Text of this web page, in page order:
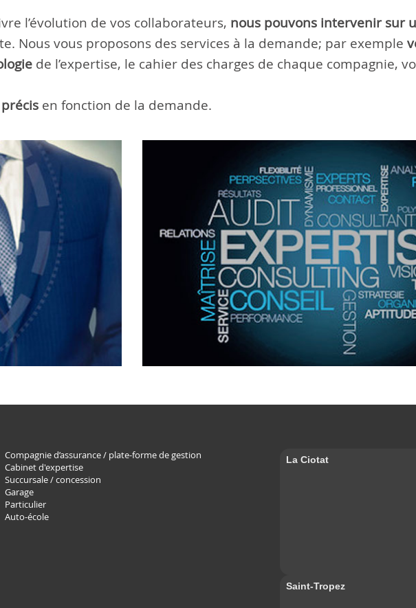
l’évolution de vos collaborateurs, nous pouvons intervenir sur
Nous vous proposons des services à la demande; par exemple
de l’expertise, le cahier des charges de chaque compagnie,
en fonction de la demande.
Compagnie d’assurance / plate-forme de gestion
Cabinet d'expertise
Succursale / concession
Garage
Particulier
Auto-école
La Ciotat
Saint-Tropez